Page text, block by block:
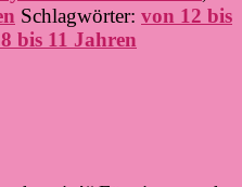
Schlagwörter: von 12 bis
bis 11 Jahren